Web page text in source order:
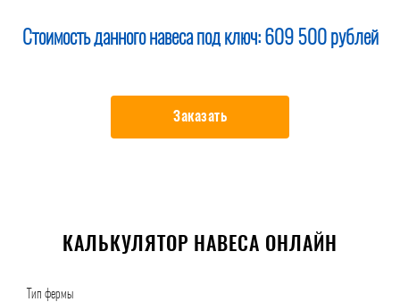
Стоимость данного навеса под ключ: 609 500 рублей
Заказать
КАЛЬКУЛЯТОР НАВЕСА ОНЛАЙН
Тип фермы